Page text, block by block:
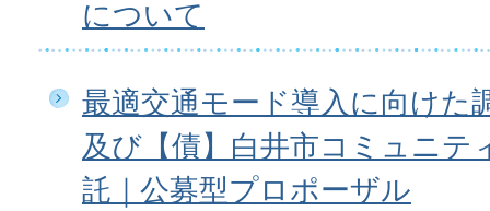
について
最適交通モード導入に向けた
及び【債】白井市コミュニテ
託｜公募型プロポーザル